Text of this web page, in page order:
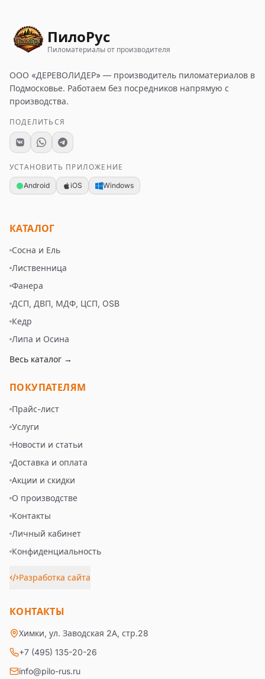
ПилоРус
Пиломатериалы от производителя
ООО «ДЕРЕВОЛИДЕР» — производитель пиломатериалов в
Подмосковье. Работаем без посредников напрямую с
производства.
ПОДЕЛИТЬСЯ
УСТАНОВИТЬ ПРИЛОЖЕНИЕ
Android iOS Windows
КАТАЛОГ
Сосна и Ель
Лиственница
Фанера
ДСП, ДВП, МДФ, ЦСП, OSB
Кедр
Липа и Осина
Весь каталог →
ПОКУПАТЕЛЯМ
Прайс-лист
Услуги
Новости и статьи
Доставка и оплата
Акции и скидки
О производстве
Контакты
Личный кабинет
Конфиденциальность
Разработка сайта
КОНТАКТЫ
Химки, ул. Заводская 2А, стр.28
+7 (495) 135-20-26
info@pilo-rus.ru